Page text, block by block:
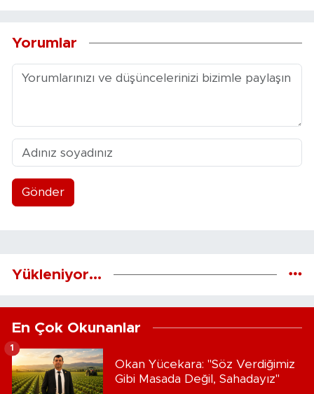
Yorumlar
Gönder
Yükleniyor...
En Çok Okunanlar
Okan Yücekara: "Söz Verdiğimiz
Gibi Masada Değil, Sahadayız"
1